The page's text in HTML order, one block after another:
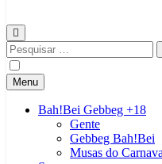
|Musas Brasileiras | Fotos
Pesquisar
por:
Menu
Bah!Bei Gebbeg +18
Gente
Gebbeg Bah!Bei
Musas do